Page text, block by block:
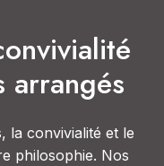
arrangés
la convivialité et le
philosophie. Nos